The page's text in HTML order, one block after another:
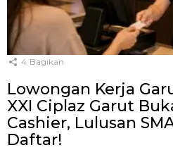
4 Bagikan
Lowongan Kerja
XXI Ciplaz Garut
Cashier, Lulusan
Daftar!